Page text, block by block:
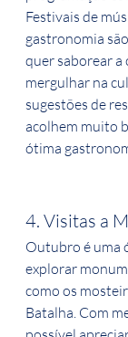
Festivais de
gastronomia
quer saborear a
mergulhar na
sugestões de
acolhem muito
ótima
4. Visitas a
Outubro é uma
explorar
como os
Batalha. Com